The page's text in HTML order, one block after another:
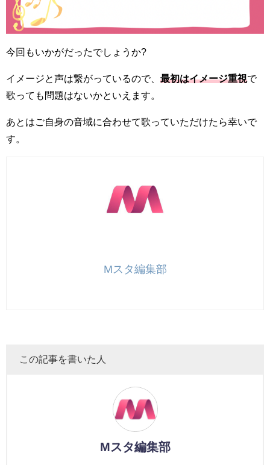
今回もいかがだったでしょうか?
イメージと声は繋がっているので、 最初はイメージ重視で
歌っても問題はないかといえます。
あとはご自身の音域に合わせて歌っていただけたら幸いで
す。
Mスタ編集部
この記事を書いた人
Mスタ編集部